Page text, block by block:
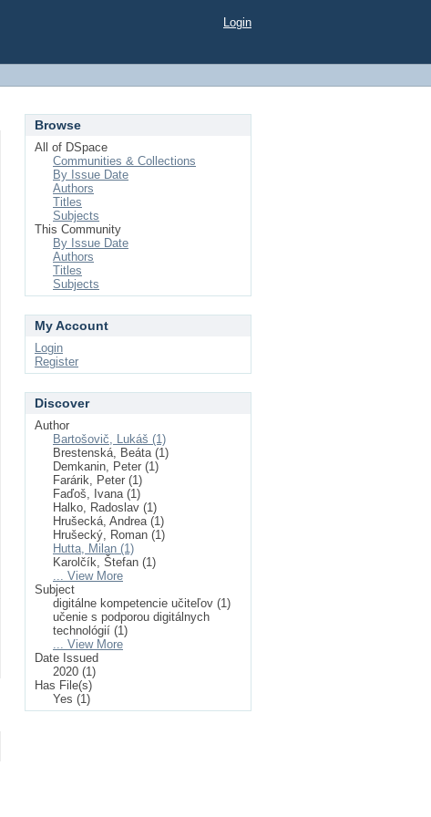
Login
Browse
All of DSpace
Communities & Collections
By Issue Date
Authors
Titles
Subjects
This Community
By Issue Date
Authors
Titles
Subjects
My Account
Login
Register
Discover
Author
Bartošovič, Lukáš (1)
Brestenská, Beáta (1)
Demkanin, Peter (1)
Farárik, Peter (1)
Faďoš, Ivana (1)
Halko, Radoslav (1)
Hrušecká, Andrea (1)
Hrušecký, Roman (1)
Hutta, Milan (1)
Karolčík, Štefan (1)
... View More
Subject
digitálne kompetencie učiteľov (1)
učenie s podporou digitálnych
technológií (1)
... View More
Date Issued
2020 (1)
Has File(s)
Yes (1)